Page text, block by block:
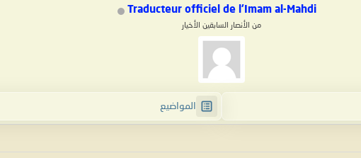
Traducteur officiel de l'Imam al-Mahdi
من الأنصار السابقين الأخيار
المواضيع